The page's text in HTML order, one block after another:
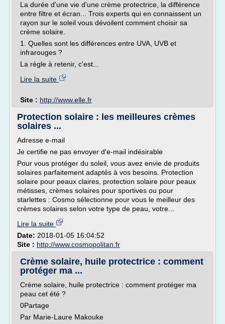
La durée d'une vie d'une crème protectrice, la différence
entre filtre et écran... Trois experts qui en connaissent un
rayon sur le soleil vous dévoilent comment choisir sa
crème solaire.
1. Quelles sont les différences entre UVA, UVB et
infrarouges ?
La règle à retenir, c'est...
Lire la suite
Site : http://www.elle.fr
Protection solaire : les meilleures crèmes
solaires ...
Adresse e-mail
Je certifie ne pas envoyer d'e-mail indésirable
Pour vous protéger du soleil, vous avez envie de produits
solaires parfaitement adaptés à vos besoins. Protection
solaire pour peaux claires, protection solaire pour peaux
métisses, crèmes solaires pour sportives ou pour
starlettes : Cosmo sélectionne pour vous le meilleur des
crèmes solaires selon votre type de peau, votre...
Lire la suite
Date: 2018-01-05 16:04:52
Site : http://www.cosmopolitan.fr
Crème solaire, huile protectrice : comment
protéger ma ...
Crème solaire, huile protectrice : comment protéger ma
peau cet été ?
0Partage
Par Marie-Laure Makouke